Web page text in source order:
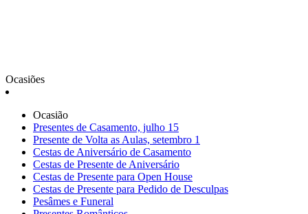
Ocasiões
Ocasião
Presentes de Casamento, julho 15
Presente de Volta as Aulas, setembro 1
Cestas de Aniversário de Casamento
Cestas de Presente de Aniversário
Cestas de Presente para Open House
Cestas de Presente para Pedido de Desculpas
Pesâmes e Funeral